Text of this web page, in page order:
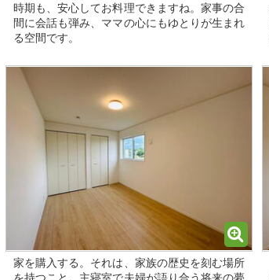
時期も、安心してお料理できますね。家事の合
間に会話も弾み、ママの心にもゆとりが生まれ
る空間です。
家を購入する。それは、家族の歴史を刻む場所